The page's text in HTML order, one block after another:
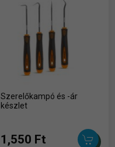
Szerelőkampó és -ár
készlet
1,550 Ft